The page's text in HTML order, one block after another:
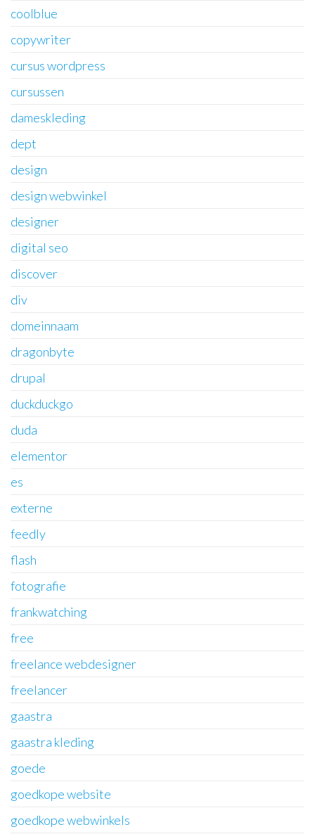
coolblue
copywriter
cursus wordpress
cursussen
dameskleding
dept
design
design webwinkel
designer
digital seo
discover
div
domeinnaam
dragonbyte
drupal
duckduckgo
duda
elementor
es
externe
feedly
flash
fotografie
frankwatching
free
freelance webdesigner
freelancer
gaastra
gaastra kleding
goede
goedkope website
goedkope webwinkels